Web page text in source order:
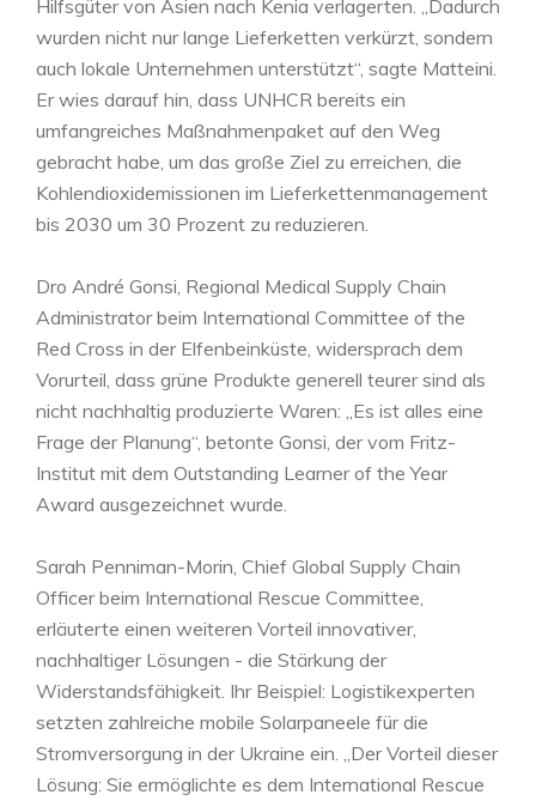
Hilfsgüter von Asien nach Kenia verlagerten. „Dadurch
wurden nicht nur lange Lieferketten verkürzt, sondern
auch lokale Unternehmen unterstützt“, sagte Matteini.
Er wies darauf hin, dass UNHCR bereits ein
umfangreiches Maßnahmenpaket auf den Weg
gebracht habe, um das große Ziel zu erreichen, die
Kohlendioxidemissionen im Lieferkettenmanagement
bis 2030 um 30 Prozent zu reduzieren.
Dro André Gonsi, Regional Medical Supply Chain
Administrator beim International Committee of the
Red Cross in der Elfenbeinküste, widersprach dem
Vorurteil, dass grüne Produkte generell teurer sind als
nicht nachhaltig produzierte Waren: „Es ist alles eine
Frage der Planung“, betonte Gonsi, der vom Fritz-
Institut mit dem Outstanding Learner of the Year
Award ausgezeichnet wurde.
Sarah Penniman-Morin, Chief Global Supply Chain
Officer beim International Rescue Committee,
erläuterte einen weiteren Vorteil innovativer,
nachhaltiger Lösungen - die Stärkung der
Widerstandsfähigkeit. Ihr Beispiel: Logistikexperten
setzten zahlreiche mobile Solarpaneele für die
Stromversorgung in der Ukraine ein. „Der Vorteil dieser
Lösung: Sie ermöglichte es dem International Rescue